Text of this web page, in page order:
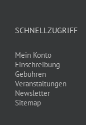
SCHNELLZUGRIFF
Mein Konto
Einschreibung
Gebühren
Veranstaltungen
Newsletter
Sitemap